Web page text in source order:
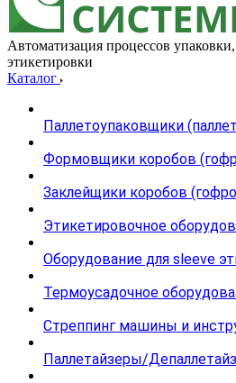
Автоматизация процессов
этикетировки
Каталог
Паллетоупаковщики
Формовщики коробов
Заклейщики коробов
Этикетировочное
Оборудование для sleeve
Термоусадочное
Стреппинг машины и
Паллетайзеры/